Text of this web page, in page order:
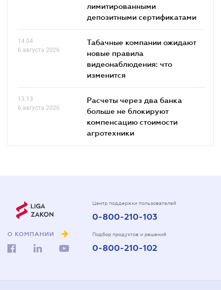
лимитированными
депозитными сертификатами
14.04
6 августа 2026
Табачные компании ожидают
новые правила
видеонаблюдения: что
изменится
13.13
6 августа 2026
Расчеты через два банка
больше не блокируют
компенсацию стоимости
агротехники
О КОМПАНИИ
Центр поддержки пользователей
0-800-210-103
Подбор продуктов и решений
0-800-210-102